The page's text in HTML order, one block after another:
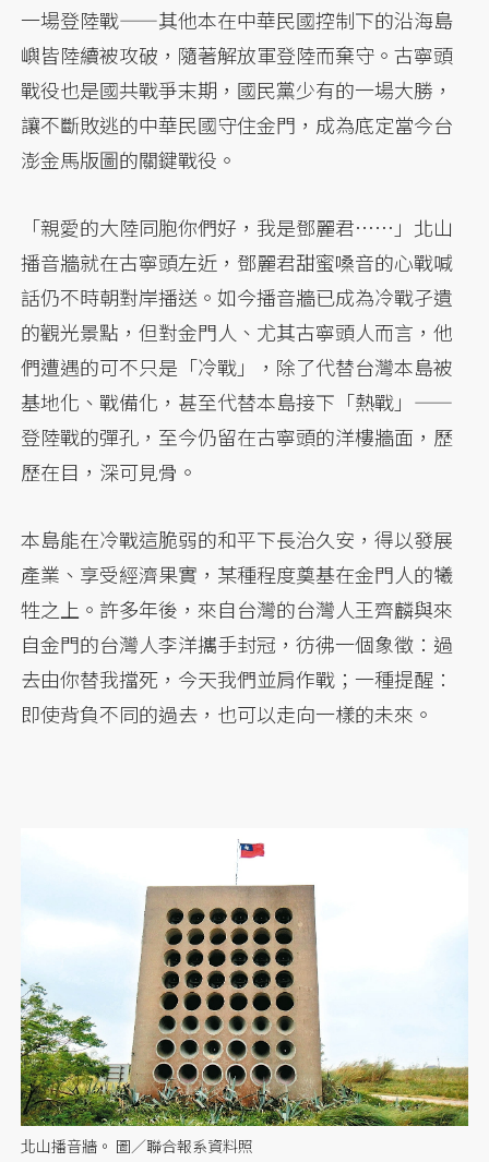
一場登陸戰——其他本在中華民國控制下的沿海島
嶼皆陸續被攻破，隨著解放軍登陸而棄守。古寧頭
戰役也是國共戰爭末期，國民黨少有的一場大勝，
讓不斷敗逃的中華民國守住金門，成為底定當今台
澎金馬版圖的關鍵戰役。
「親愛的大陸同胞你們好，我是鄧麗君……」北山
播音牆就在古寧頭左近，鄧麗君甜蜜嗓音的心戰喊
話仍不時朝對岸播送。如今播音牆已成為冷戰孑遺
的觀光景點，但對金門人、尤其古寧頭人而言，他
們遭遇的可不只是「冷戰」，除了代替台灣本島被
基地化、戰備化，甚至代替本島接下「熱戰」——
登陸戰的彈孔，至今仍留在古寧頭的洋樓牆面，歷
歷在目，深可見骨。
本島能在冷戰這脆弱的和平下長治久安，得以發展
產業、享受經濟果實，某種程度奠基在金門人的犧
牲之上。許多年後，來自台灣的台灣人王齊麟與來
自金門的台灣人李洋攜手封冠，彷彿一個象徵：過
去由你替我擋死，今天我們並肩作戰；一種提醒：
即使背負不同的過去，也可以走向一樣的未來。
北山播音牆。 圖／聯合報系資料照